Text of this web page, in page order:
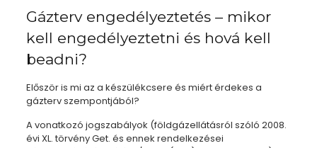
Gázterv engedélyeztetés – mikor
kell engedélyeztetni és hová kell
beadni?
Először is mi az a készülékcsere és miért érdekes a
gázterv szempontjából?
A vonatkozó jogszabályok (földgázellátásról szóló 2008.
évi XL. törvény Get. és ennek rendelkezései